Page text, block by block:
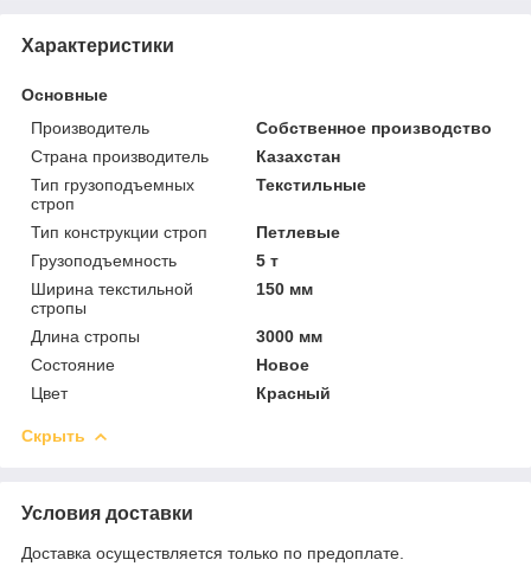
Характеристики
Основные
Производитель
Собственное производство
Страна производитель
Казахстан
Тип грузоподъемных
строп
Текстильные
Тип конструкции строп
Петлевые
Грузоподъемность
5 т
Ширина текстильной
стропы
150 мм
Длина стропы
3000 мм
Состояние
Новое
Цвет
Красный
Скрыть
Условия доставки
Доставка осуществляется только по предоплате.